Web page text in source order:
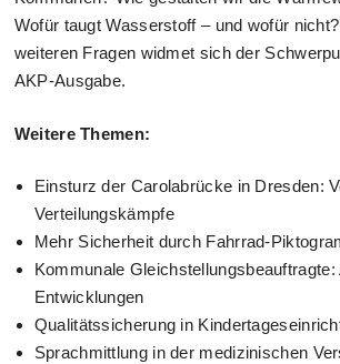
Wofür taugt Wasserstoff – und wofür
weiteren Fragen widmet sich der
AKP-Ausgabe.
Weitere Themen:
Einsturz der Carolabrücke in Dresden:
Verteilungskämpfe
Mehr Sicherheit durch Fahrrad-
Kommunale Gleichstellungsbeauftragte:
Entwicklungen
Qualitätssicherung in
Sprachmittlung in der medizinischen